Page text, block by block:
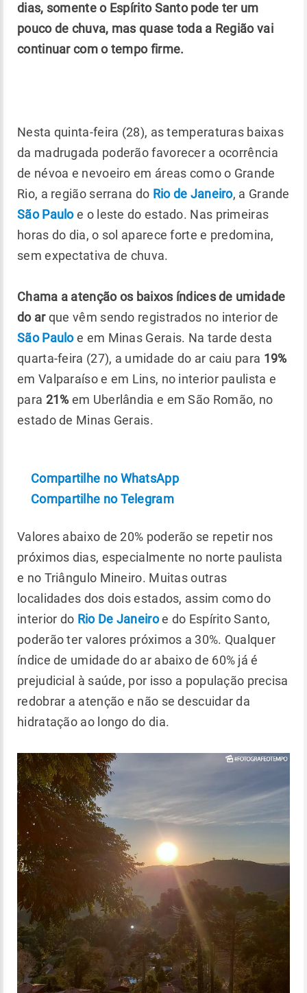
dias, somente o Espírito Santo pode ter um
pouco de chuva, mas quase toda a Região vai
continuar com o tempo firme.
Nesta quinta-feira (28), as temperaturas baixas
da madrugada poderão favorecer a ocorrência
de névoa e nevoeiro em áreas como o Grande
Rio, a região serrana do Rio de Janeiro, a Grande
São Pauloe o leste do estado. Nas primeiras
horas do dia, o sol aparece forte e predomina,
sem expectativa de chuva.
Chama a atenção os baixos índices de umidade
do arque vêm sendo registrados no interior de
São Pauloe em Minas Gerais. Na tarde desta
quarta-feira (27), a umidade do ar caiu para 19%
em Valparaíso e em Lins, no interior paulista e
para 21%em Uberlândia e em São Romão, no
estado de Minas Gerais.
Compartilhe no WhatsApp
Compartilhe no Telegram
Valores abaixo de 20% poderão se repetir nos
próximos dias, especialmente no norte paulista
e no Triângulo Mineiro. Muitas outras
localidades dos dois estados, assim como do
interior do Rio De Janeiroe do Espírito Santo,
poderão ter valores próximos a 30%. Qualquer
índice de umidade do ar abaixo de 60% já é
prejudicial à saúde, por isso a população precisa
redobrar a atenção e não se descuidar da
hidratação ao longo do dia.